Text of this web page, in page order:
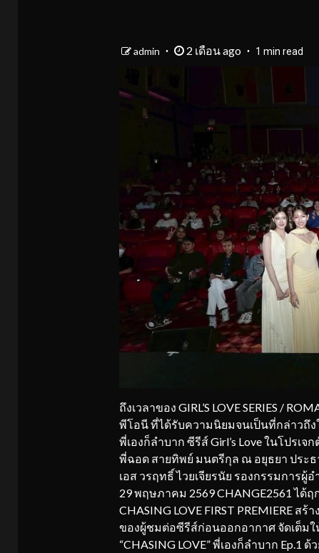
admin 2 เดือน ago 1 min read
ถึงเวลาของ GIRL’S LOVE SERIES /
พีโอนี ที่ได้รับความนิยมจนเป็นที่กล่าวถึง
พี่เองก็ลำบาก ซีรีส์ Girl’s Love ในโปรเ
พี่ฉอด สายทิพย์ มนตรีกุล ณ อยุธยา ประธ
เอส วรฤทธิ์ ไวยเจียรนัย รองกรรมการผู้
29 พฤษภาคม 2569 CHANGE2561 ไ
CHASING LOVE FIRST PREMIERE
ของผู้ชมต่อซีรีส์ก่อนออกอากาศ จัดเต็ม
“CHASING LOVE” พี่เองก็ลำบาก